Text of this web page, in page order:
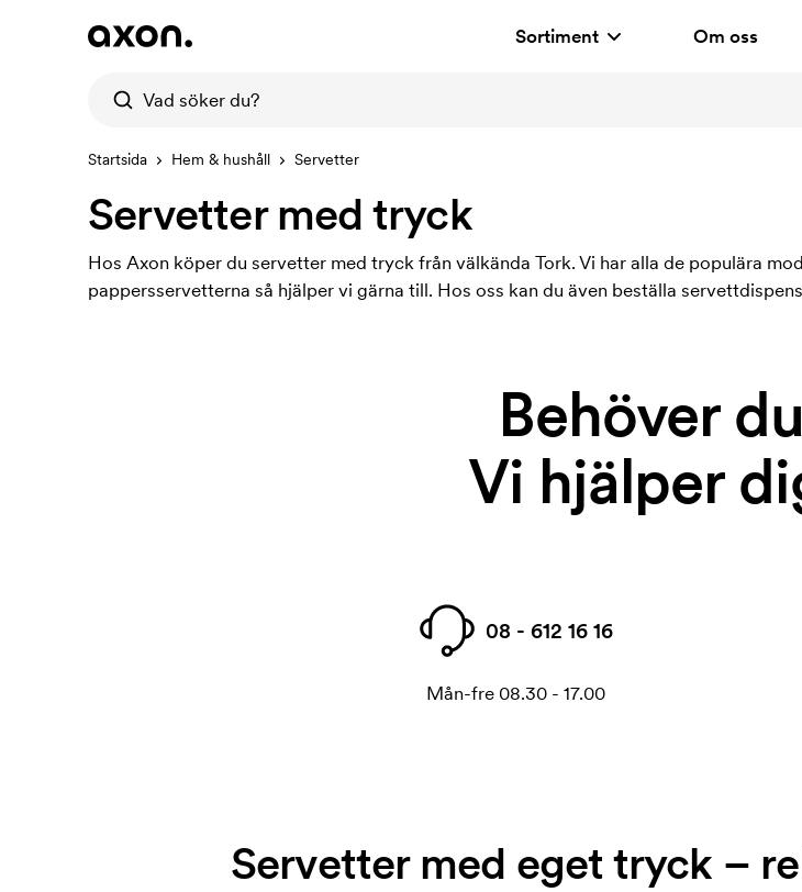
Sortiment Om oss
Startsida Hem & hushåll Servetter
Servetter med tryck
Hos Axon köper du servetter med tryck från välkända Tork. Vi har alla de populära
pappersservetterna så hjälper vi gärna till. Hos oss kan du även beställa
Behöver
Vi hjälper
08 - 612 16 16
Mån-fre 08.30 - 17.00
Servetter med eget tryck –